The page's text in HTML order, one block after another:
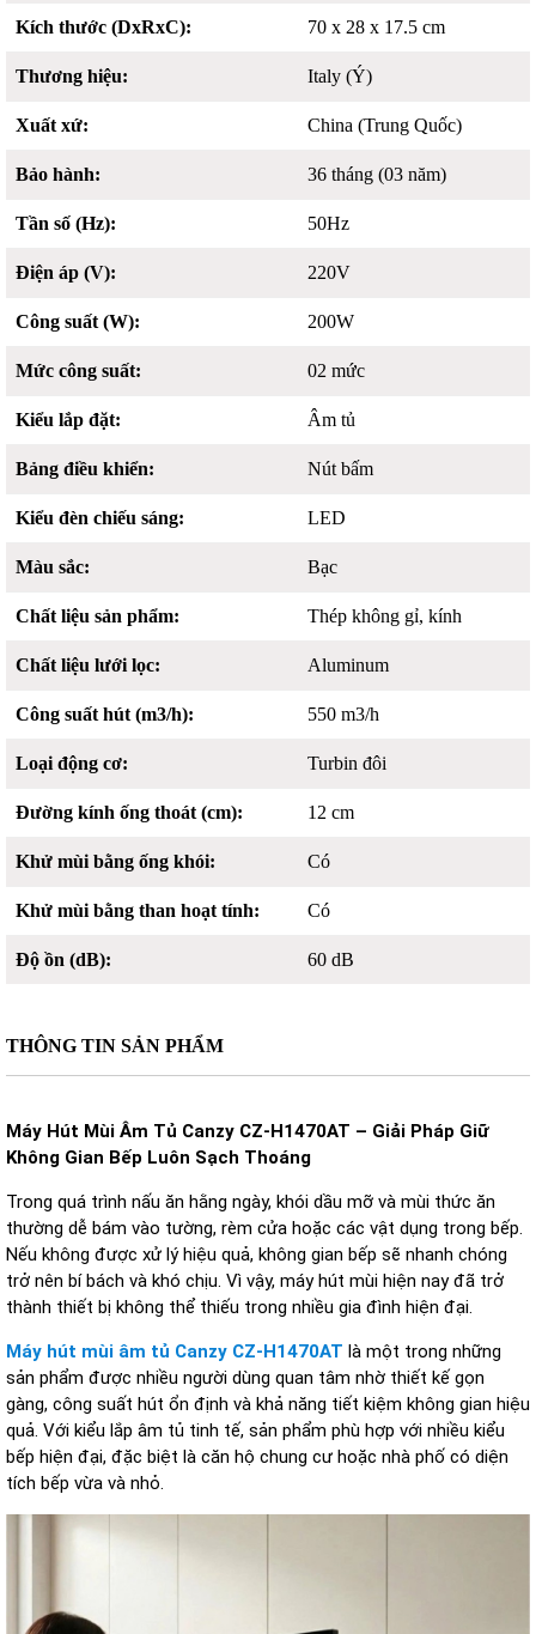
THÔNG TIN SẢN PHẨM
Máy Hút Mùi Âm Tủ Canzy CZ-H1470AT – Giải Pháp Giữ
Không Gian Bếp Luôn Sạch Thoáng
Trong quá trình nấu ăn hằng ngày, khói dầu mỡ và mùi thức ăn
thường dễ bám vào tường, rèm cửa hoặc các vật dụng trong bếp.
Nếu không được xử lý hiệu quả, không gian bếp sẽ nhanh chóng
trở nên bí bách và khó chịu. Vì vậy, máy hút mùi hiện nayđã trở
thành thiết bị không thể thiếu trong nhiều gia đình hiện đại.
Máy hút mùi âm tủ Canzy CZ-H1470AT là một trong những
sản phẩm được nhiều người dùng quan tâm nhờ thiết kế gọn
gàng, công suất hút ổn định và khả năng tiết kiệm không gian hiệu
quả. Với kiểu lắp âm tủ tinh tế, sản phẩm phù hợp với nhiều kiểu
bếp hiện đại, đặc biệt là căn hộ chung cư hoặc nhà phố có diện
tích bếp vừa và nhỏ.
Kích thước (DxRxC): 70 x 28 x 17.5 cm
Thương hiệu: Italy (Ý)
Xuất xứ: China (Trung Quốc)
Bảo hành: 36 tháng (03 năm)
Tần số (Hz): 50Hz
Điện áp (V): 220V
Công suất (W): 200W
Mức công suất: 02 mức
Kiểu lắp đặt: Âm tủ
Bảng điều khiển: Nút bấm
Kiểu đèn chiếu sáng: LED
Màu sắc: Bạc
Chất liệu sản phẩm: Thép không gỉ, kính
Chất liệu lưới lọc: Aluminum
Công suất hút (m3/h): 550 m3/h
Loại động cơ: Turbin đôi
Đường kính ống thoát (cm): 12 cm
Khử mùi bằng ống khói: Có
Khử mùi bằng than hoạt tính: Có
Độ ồn (dB): 60 dB